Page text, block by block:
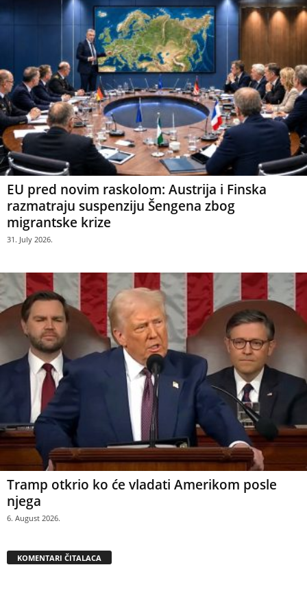
EU pred novim raskolom: Austrija i Finska
razmatraju suspenziju Šengena zbog
migrantske krize
31. July 2026.
Tramp otkrio ko će vladati Amerikom posle
njega
6. August 2026.
KOMENTARI ČITALACA